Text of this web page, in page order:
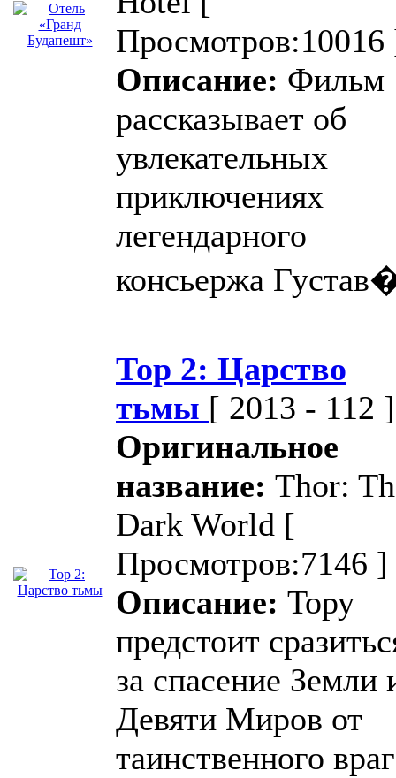
Просмотров:10016
Описание: Фильм
рассказывает об
увлекательных
приключениях
легендарного
консьержа
Тор 2: Царство
тьмы [ 2013 - 112 ]
Оригинальное
название: Thor:
Dark World [
Просмотров:7146 ]
Описание: Тору
предстоит
за спасение Земли
Девяти Миров от
таинственного